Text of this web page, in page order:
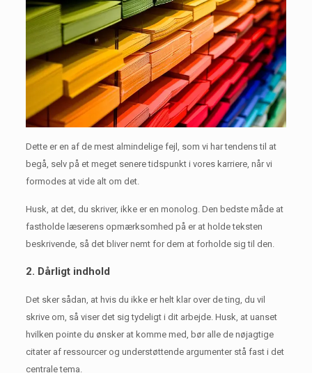
Dette er en af ​​de mest almindelige fejl, som vi har tendens til at
begå, selv på et meget senere tidspunkt i vores karriere, når vi
formodes at vide alt om det.
Husk, at det, du skriver, ikke er en monolog. Den bedste måde at
fastholde læserens opmærksomhed på er at holde teksten
beskrivende, så det bliver nemt for dem at forholde sig til den.
2. Dårligt indhold
Det sker sådan, at hvis du ikke er helt klar over de ting, du vil
skrive om, så viser det sig tydeligt i dit arbejde. Husk, at uanset
hvilken pointe du ønsker at komme med, bør alle de nøjagtige
citater af ressourcer og understøttende argumenter stå fast i det
centrale tema.